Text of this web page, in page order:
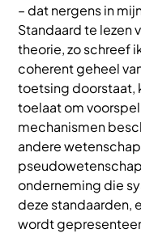
– dat nergens in
Standaard te lezen
theorie, zo schreef
coherent geheel
toetsing doorstaat,
toelaat om
mechanismen
andere
onderneming die
deze standaarden,
wordt